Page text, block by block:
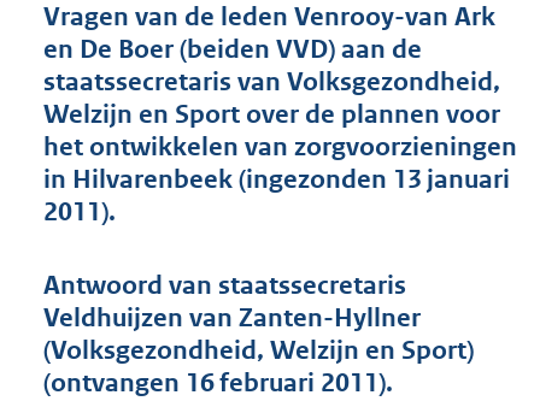
d
s
r
o
t
4
b
Vragen van de leden Venrooy-van Ark
en De Boer (beiden VVD) aan de
staatssecretaris van Volksgezondheid,
Welzijn en Sport over de plannen voor
het ontwikkelen van zorgvoorzieningen
in Hilvarenbeek (ingezonden 13 januari
2011).
Antwoord van staatssecretaris
Veldhuijzen van Zanten-Hyllner
(Volksgezondheid, Welzijn en Sport)
(ontvangen 16 februari 2011).